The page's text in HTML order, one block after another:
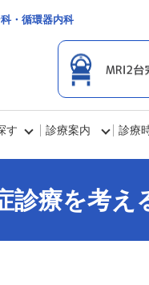
・循環器内科
す 診療案内 診療
診療を考え